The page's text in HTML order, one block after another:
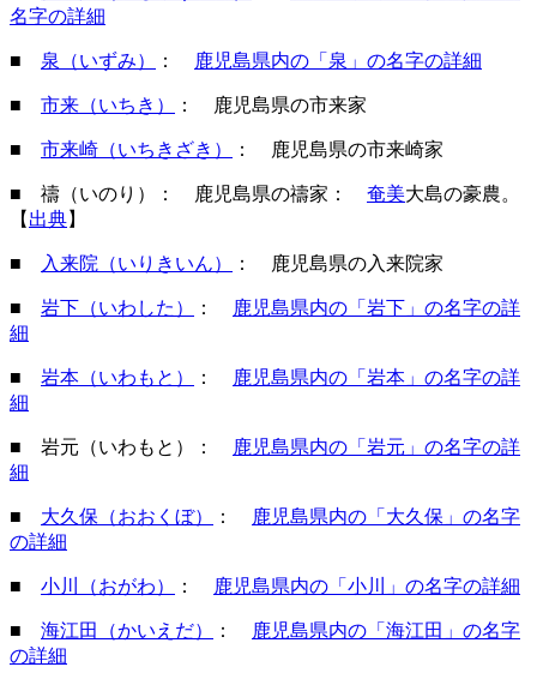
名字の詳細
■ 泉（いずみ） ： 鹿児島県内の「泉」の名字の詳細
■ 市来（いちき） ： 鹿児島県の市来家
■ 市来崎（いちきざき） ： 鹿児島県の市来崎家
■ 禱（いのり）： 鹿児島県の禱家： 奄美大島の豪農。
【 出典】
■ 入来院（いりきいん） ： 鹿児島県の入来院家
■ 岩下（いわした） ：
鹿児島県内の「岩下」の名字の詳
細
■ 岩本（いわもと） ：
鹿児島県内の「岩本」の名字の詳
細
■ 岩元（いわもと）：
鹿児島県内の「岩元」の名字の詳
細
■ 大久保（おおくぼ） ：
鹿児島県内の「大久保」の名字
の詳細
■ 小川（おがわ） ： 鹿児島県内の「小川」の名字の詳細
■ 海江田（かいえだ） ：
鹿児島県内の「海江田」の名字
の詳細